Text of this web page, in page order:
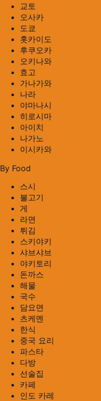
교토
오사카
도쿄
홋카이도
후쿠오카
오키나와
효고
가나가와
나라
야마나시
히로시마
아이치
나가노
이시카와
By Food
스시
불고기
게
라면
튀김
스키야키
샤브샤브
야키토리
돈까스
해물
국수
담요면
츠케멘
한식
중국 요리
파스타
다방
선술집
카페
인도 카레